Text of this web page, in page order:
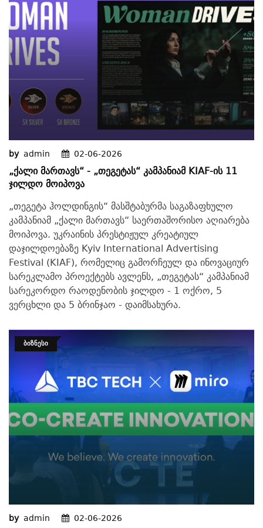
by admin 02-06-2026
„ქალი Მართავს“ - „თეგეტას“ Კამპანიამ KIAF-Ის 11
Ჯილდო Მოიპოვა
„თეგეტა ჰოლდინგის“ მასშტაბურმა საგაზაფხულო
კამპანიამ „ქალი მართავს“ საერთაშორისო აღიარება
მოიპოვა. უკრაინის პრესტიჟულ კრეატიულ
დაჯილდოებაზე Kyiv International Advertising
Festival (KIAF), რომელიც გამორჩეულ და ინოვაციურ
სარეკლამო პროექტებს ავლენს, „თეგეტას“ კამპანიამ
სარეკორდო რაოდენობის ჯილდო - 1 ოქრო, 5
ვერცხლი და 5 ბრინჯაო - დაიმსახურა.
ᲑᲘᲖᲜᲔᲡᲘ
by admin 02-06-2026